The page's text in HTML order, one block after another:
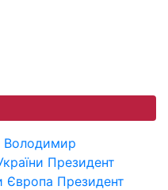
Володимир
Президент
Європа Президент